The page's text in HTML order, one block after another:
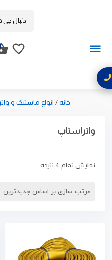
خانه/ انواع ماستیک و
واتراستاپ
نمایش تمام 4 نتیجه